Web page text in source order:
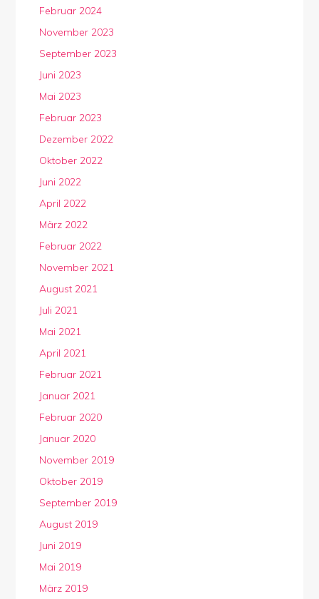
Februar 2024
November 2023
September 2023
Juni 2023
Mai 2023
Februar 2023
Dezember 2022
Oktober 2022
Juni 2022
April 2022
März 2022
Februar 2022
November 2021
August 2021
Juli 2021
Mai 2021
April 2021
Februar 2021
Januar 2021
Februar 2020
Januar 2020
November 2019
Oktober 2019
September 2019
August 2019
Juni 2019
Mai 2019
März 2019